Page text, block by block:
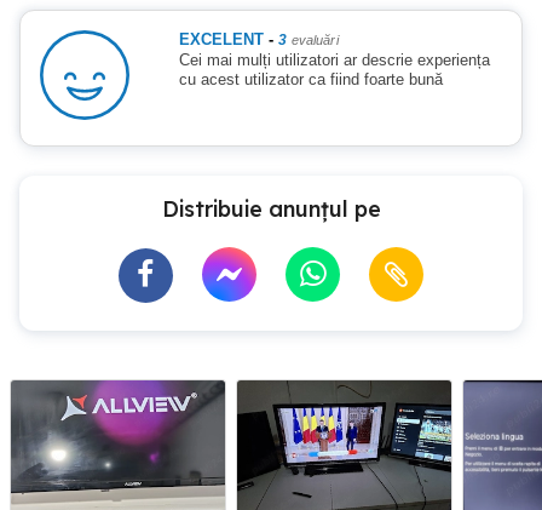
EXCELENT - 3 evaluări
Cei mai mulți utilizatori ar descrie experiența
cu acest utilizator ca fiind foarte bună
Distribuie anunțul pe